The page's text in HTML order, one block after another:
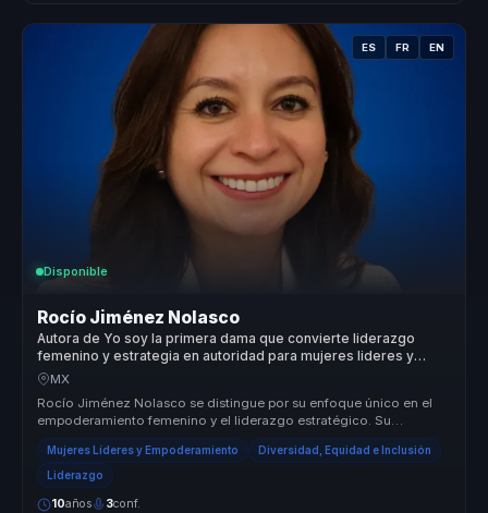
ES FR EN
Disponible
Rocío Jiménez Nolasco
Autora de Yo soy la primera dama que convierte liderazgo
femenino y estrategia en autoridad para mujeres lideres y
organizaciones.
MX
Rocío Jiménez Nolasco se distingue por su enfoque único en el
empoderamiento femenino y el liderazgo estratégico. Su
capacidad para trans...
Mujeres Líderes y Empoderamiento Diversidad, Equidad e Inclusión
Liderazgo
10años 3conf.